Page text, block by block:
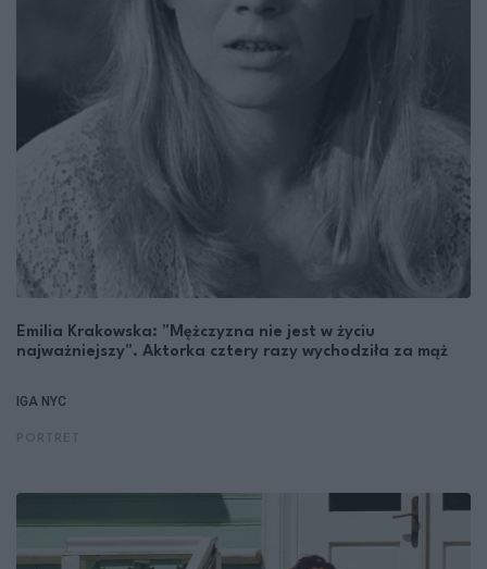
Emilia Krakowska: "Mężczyzna nie jest w życiu
najważniejszy". Aktorka cztery razy wychodziła za mąż
IGA NYC